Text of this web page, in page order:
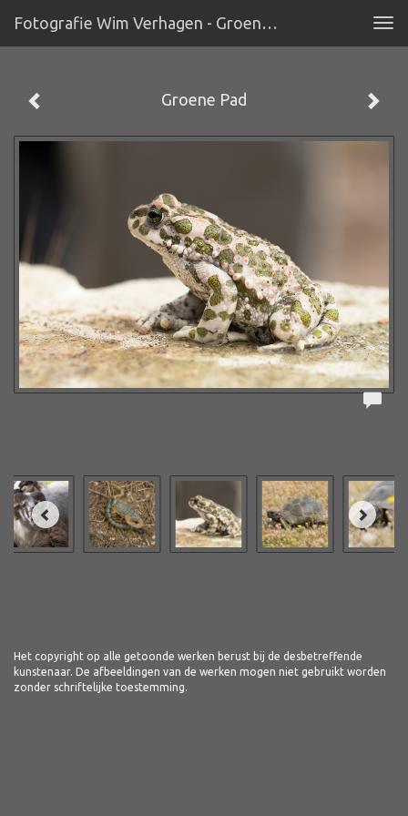
Fotografie Wim Verhagen - Groene Pad
Groene Pad
Het copyright op alle getoonde werken berust bij de desbetreffende
kunstenaar. De afbeeldingen van de werken mogen niet gebruikt worden
zonder schriftelijke toestemming.